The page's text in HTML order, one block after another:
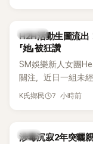
首度以演員身分復
一句台詞卻突然被
K-POP
H2H活動生圖流出
「她」被狂讚
SM娛樂新人女團
關注，近日一組未
烈討論，不少看過
K氏鄉民 7 小時前
韓星
涉毒沉寂2年突曬